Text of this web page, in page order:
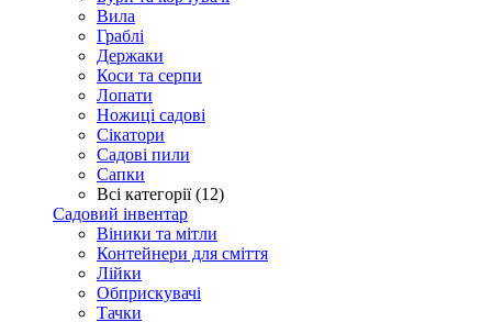
Вила
Граблі
Держаки
Коси та серпи
Лопати
Ножиці садові
Сікатори
Садові пили
Сапки
Всі категорії (12)
Садовий інвентар
Віники та мітли
Контейнери для сміття
Лійки
Обприскувачі
Тачки